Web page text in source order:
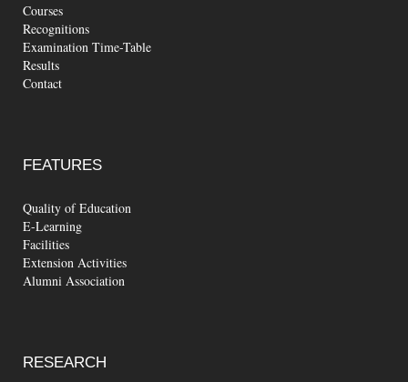
Courses
Recognitions
Examination Time-Table
Results
Contact
FEATURES
Quality of Education
E-Learning
Facilities
Extension Activities
Alumni Association
RESEARCH